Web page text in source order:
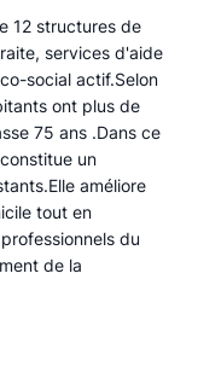
12 structures de
services d'aide
social actif.Selon
ont plus de
75 ans .Dans ce
un
améliore
tout en
du
de la